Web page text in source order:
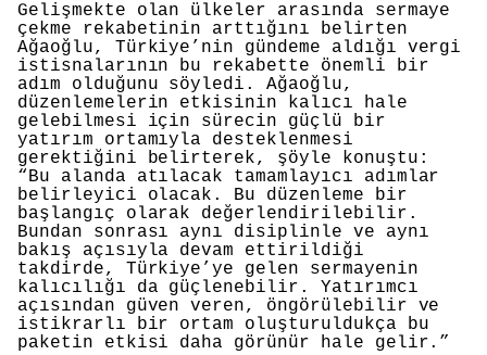
Gelişmekte olan ülkeler arasında sermaye
çekme rekabetinin arttığını belirten
Ağaoğlu, Türkiye’nin gündeme aldığı vergi
istisnalarının bu rekabette önemli bir
adım olduğunu söyledi. Ağaoğlu,
düzenlemelerin etkisinin kalıcı hale
gelebilmesi için sürecin güçlü bir
yatırım ortamıyla desteklenmesi
gerektiğini belirterek, şöyle konuştu:
“Bu alanda atılacak tamamlayıcı adımlar
belirleyici olacak. Bu düzenleme bir
başlangıç olarak değerlendirilebilir.
Bundan sonrası aynı disiplinle ve aynı
bakış açısıyla devam ettirildiği
takdirde, Türkiye’ye gelen sermayenin
kalıcılığı da güçlenebilir. Yatırımcı
açısından güven veren, öngörülebilir ve
istikrarlı bir ortam oluşturuldukça bu
paketin etkisi daha görünür hale gelir.”